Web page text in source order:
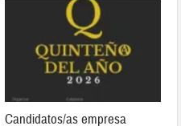
Candidatos/as empresa